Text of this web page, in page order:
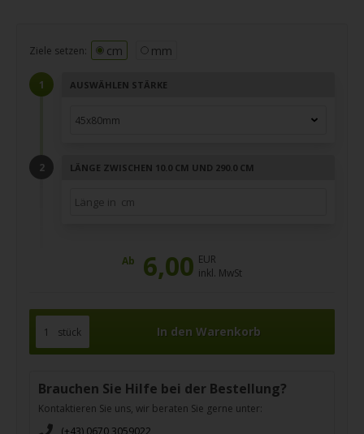
Ziele setzen: cm mm
AUSWÄHLEN STÄRKE
LÄNGE ZWISCHEN 10.0 CM UND 290.0 CM
Ab 6,00 EUR
inkl. MwSt
stück
Brauchen Sie Hilfe bei der Bestellung?
Kontaktieren Sie uns, wir beraten Sie gerne unter:
(+43) 0670 3059022